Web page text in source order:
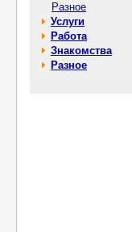
Разное
Услуги
Работа
Знакомства
Разное